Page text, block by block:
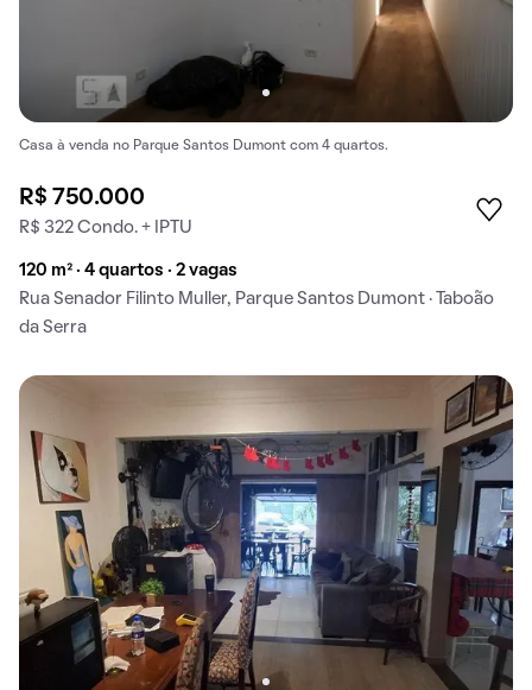
Casa à venda no Parque Santos Dumont com 4 quartos.
R$ 750.000
R$ 322 Condo. + IPTU
120 m² · 4 quartos · 2 vagas
Rua Senador Filinto Muller, Parque Santos Dumont · Taboão
da Serra